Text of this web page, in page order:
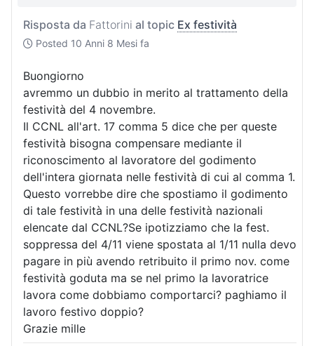
Risposta da Fattorini al topic Ex festività
Posted 10 Anni 8 Mesi fa
Buongiorno
avremmo un dubbio in merito al trattamento della
festività del 4 novembre.
Il CCNL all'art. 17 comma 5 dice che per queste
festività bisogna compensare mediante il
riconoscimento al lavoratore del godimento
dell'intera giornata nelle festività di cui al comma 1.
Questo vorrebbe dire che spostiamo il godimento
di tale festività in una delle festività nazionali
elencate dal CCNL?Se ipotizziamo che la fest.
soppressa del 4/11 viene spostata al 1/11 nulla devo
pagare in più avendo retribuito il primo nov. come
festività goduta ma se nel primo la lavoratrice
lavora come dobbiamo comportarci? paghiamo il
lavoro festivo doppio?
Grazie mille